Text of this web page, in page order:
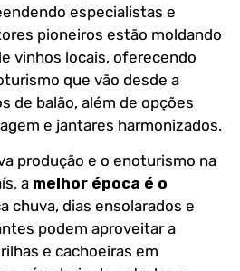
especialistas e
pioneiros estão moldando
vinhos locais, oferecendo
que vão desde a
de balão, além de opções
e jantares harmonizados.
produção e o enoturismo na
a melhor época é o
chuva, dias ensolarados e
podem aproveitar a
e cachoeiras em